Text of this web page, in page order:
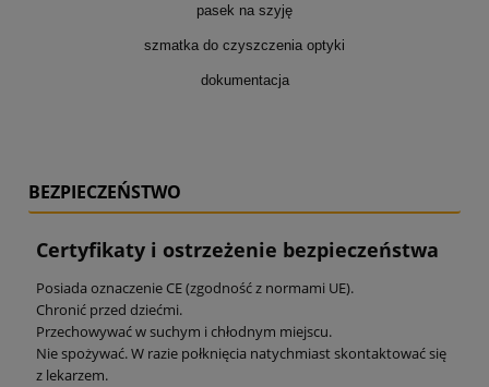
pasek na szyję
szmatka do czyszczenia optyki
dokumentacja
BEZPIECZEŃSTWO
Certyfikaty i ostrzeżenie bezpieczeństwa
Posiada oznaczenie CE (zgodność z normami UE).
Chronić przed dziećmi.
Przechowywać w suchym i chłodnym miejscu.
Nie spożywać. W razie połknięcia natychmiast skontaktować się
z lekarzem.